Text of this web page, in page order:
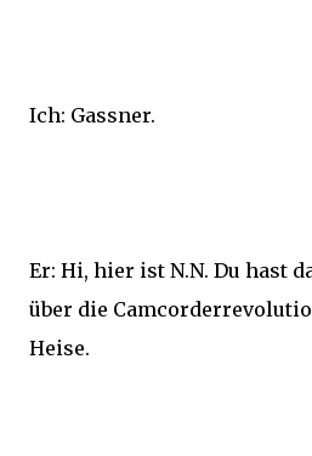
Ich: Gassner.
Er: Hi, hier ist N.N. Du hast
über die
Heise.